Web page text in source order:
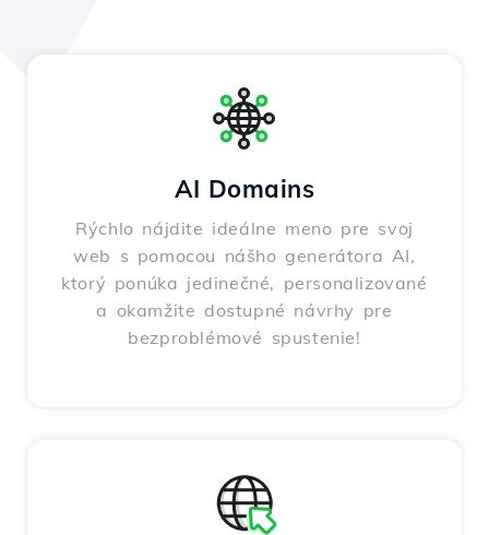
AI Domains
Rýchlo nájdite ideálne meno pre svoj
web s pomocou nášho generátora AI,
ktorý ponúka jedinečné, personalizované
a okamžite dostupné návrhy pre
bezproblémové spustenie!